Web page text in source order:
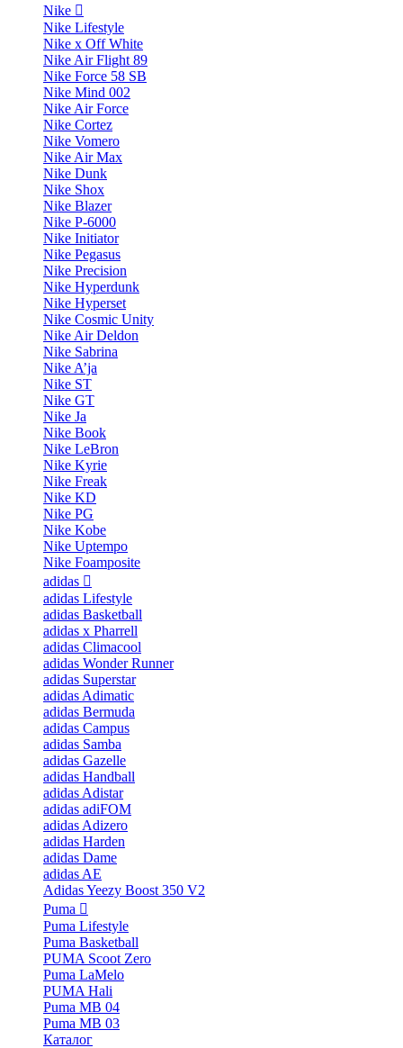
Nike
Nike Lifestyle
Nike x Off White
Nike Air Flight 89
Nike Force 58 SB
Nike Mind 002
Nike Air Force
Nike Cortez
Nike Vomero
Nike Air Max
Nike Dunk
Nike Shox
Nike Blazer
Nike P-6000
Nike Initiator
Nike Pegasus
Nike Precision
Nike Hyperdunk
Nike Hyperset
Nike Cosmic Unity
Nike Air Deldon
Nike Sabrina
Nike A’ja
Nike ST
Nike GT
Nike Ja
Nike Book
Nike LeBron
Nike Kyrie
Nike Freak
Nike KD
Nike PG
Nike Kobe
Nike Uptempo
Nike Foamposite
adidas
adidas Lifestyle
adidas Basketball
adidas x Pharrell
adidas Climacool
adidas Wonder Runner
adidas Superstar
adidas Adimatic
adidas Bermuda
adidas Campus
adidas Samba
adidas Gazelle
adidas Handball
adidas Adistar
adidas adiFOM
adidas Adizero
adidas Harden
adidas Dame
adidas AE
Adidas Yeezy Boost 350 V2
Puma
Puma Lifestyle
Puma Basketball
PUMA Scoot Zero
Puma LaMelo
PUMA Hali
Puma MB 04
Puma MB 03
Каталог